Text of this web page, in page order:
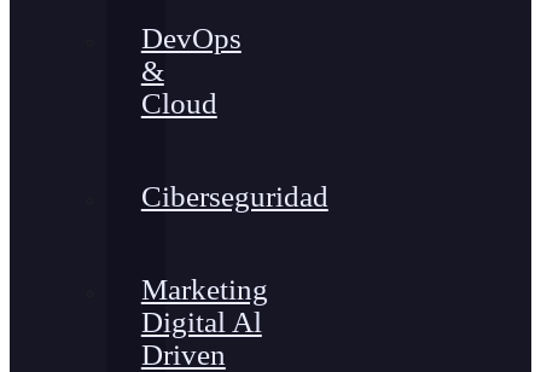
DevOps
&
Cloud
Ciberseguridad
Marketing
Digital Al
Driven